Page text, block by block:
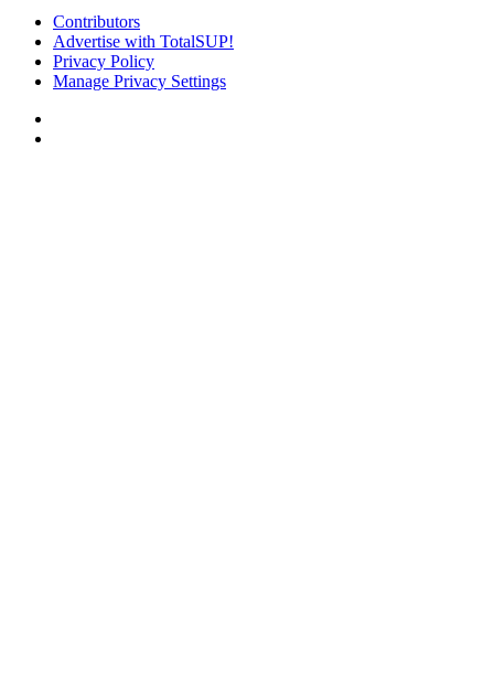
Contributors
Advertise with TotalSUP!
Privacy Policy
Manage Privacy Settings